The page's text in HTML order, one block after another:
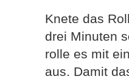
Knete das
drei Minuten
rolle es mit
aus. Damit